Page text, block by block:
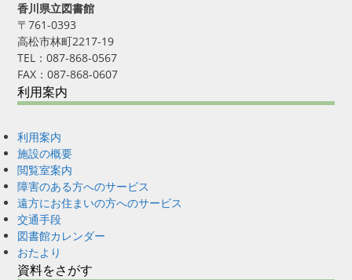
香川県立図書館
〒761-0393
高松市林町2217-19
TEL：087-868-0567
FAX：087-868-0607
利用案内
利用案内
施設の概要
閲覧室案内
障害のある方へのサービス
遠方にお住まいの方へのサービス
交通手段
図書館カレンダー
おたより
資料をさがす